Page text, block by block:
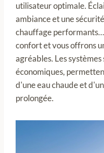
utilisateur optimale.
ambiance et une
chauffage
confort et vous offrons
agréables. Les
économiques,
d'une eau chaude et
prolongée.